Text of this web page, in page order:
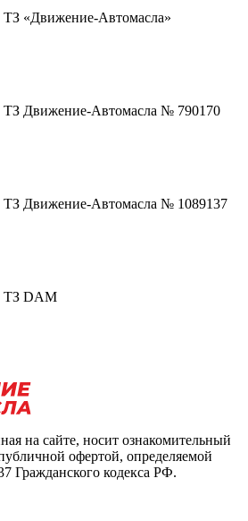
ТЗ «Движение-Автомасла»
ТЗ Движение-Автомасла № 790170
ТЗ Движение-Автомасла № 1089137
ТЗ DAM
на сайте, носит ознакомительный
офертой, определяемой
Гражданского кодекса РФ.